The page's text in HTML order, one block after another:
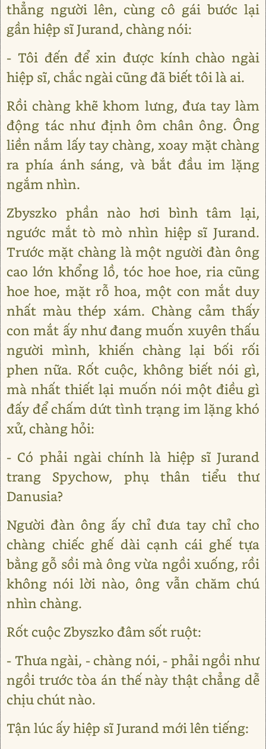
thẳng người lên, cùng cô gái bước lại
gần hiệp sĩ Jurand, chàng nói:
- Tôi đến để xin được kính chào ngài
hiệp sĩ, chắc ngài cũng đã biết tôi là ai.
Rồi chàng khẽ khom lưng, đưa tay làm
động tác như định ôm chân ông. Ông
liền nắm lấy tay chàng, xoay mặt chàng
ra phía ánh sáng, và bắt đầu im lặng
ngắm nhìn.
Zbyszko phần nào hơi bình tâm lại,
ngước mắt tò mò nhìn hiệp sĩ Jurand.
Trước mặt chàng là một người đàn ông
cao lớn khổng lồ, tóc hoe hoe, ria cũng
hoe hoe, mặt rỗ hoa, một con mắt duy
nhất màu thép xám. Chàng cảm thấy
con mắt ấy như đang muốn xuyên thấu
người mình, khiến chàng lại bối rối
phen nữa. Rốt cuộc, không biết nói gì,
mà nhất thiết lại muốn nói một điều gì
đấy để chấm dứt tình trạng im lặng khó
xử, chàng hỏi:
- Có phải ngài chính là hiệp sĩ Jurand
trang Spychow, phụ thân tiểu thư
Danusia?
Người đàn ông ấy chỉ đưa tay chỉ cho
chàng chiếc ghế dài cạnh cái ghế tựa
bằng gỗ sồi mà ông vừa ngồi xuống, rồi
không nói lời nào, ông vẫn chăm chú
nhìn chàng.
Rốt cuộc Zbyszko đâm sốt ruột:
- Thưa ngài, - chàng nói, - phải ngồi như
ngồi trước tòa án thế này thật chẳng dễ
chịu chút nào.
Tận lúc ấy hiệp sĩ Jurand mới lên tiếng: